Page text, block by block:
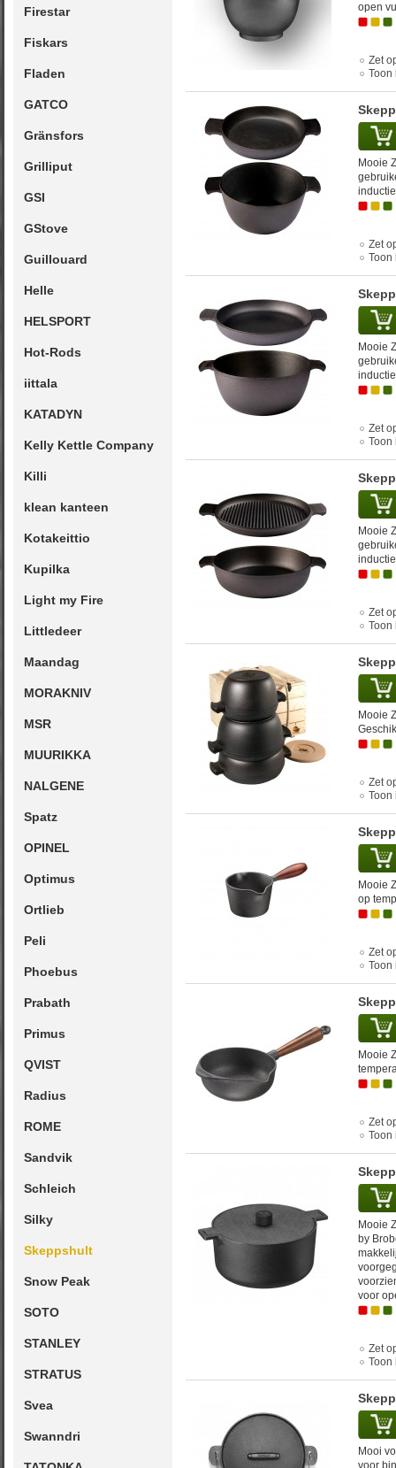
Firestar
Fiskars
Fladen
GATCO
Gränsfors
Grilliput
GSI
GStove
Guillouard
Helle
HELSPORT
Hot-Rods
iittala
KATADYN
Kelly Kettle Company
Killi
klean kanteen
Kotakeittio
Kupilka
Light my Fire
Littledeer
Maandag
MORAKNIV
MSR
MUURIKKA
NALGENE
Spatz
OPINEL
Optimus
Ortlieb
Peli
Phoebus
Prabath
Primus
QVIST
Radius
ROME
Sandvik
Schleich
Silky
Skeppshult
Snow Peak
SOTO
STANLEY
STRATUS
Svea
Swanndri
open
Zet
Toon
Mooie
Zet
Toon
Mooie
Zet
Toon
Mooie
Zet
Toon
Mooie
Zet
Toon
Mooie
op
Zet
Toon
Mooie
Zet
Toon
Mooie
by
voor
Zet
Toon
Mooi
voor